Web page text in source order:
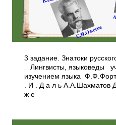
3 задание. Знатоки
Лингвисты, языковеды
изучением языка
. И . Д а л ь А.А.Шахматов
ж е